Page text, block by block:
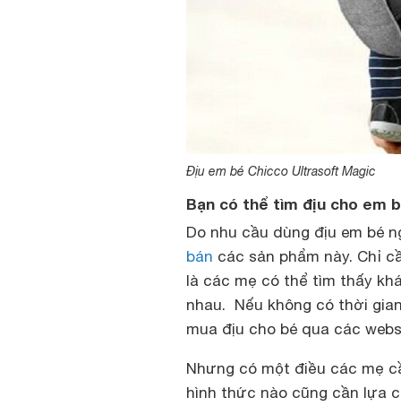
Địu em bé Chicco Ultrasoft Magic
Bạn có thể tìm địu cho em
Do nhu cầu dùng địu em bé
bán các sản phẩm này. Chỉ
là các mẹ có thể tìm thấy
nhau. Nếu không có thời
mua địu cho bé qua các
Nhưng có một điều các mẹ
hình thức nào cũng cần lựa